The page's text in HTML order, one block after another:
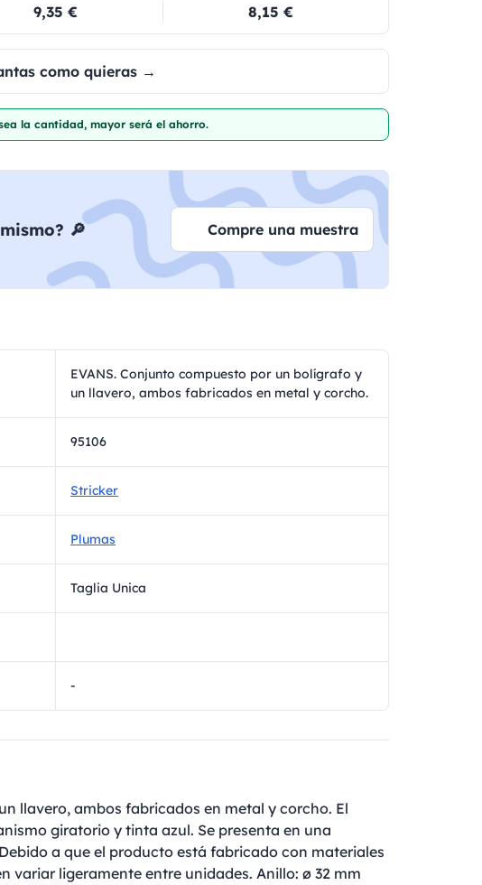
9,35 € 8,15 €
como quieras →
la cantidad, mayor será el ahorro.
🔎 Compre una muestra
EVANS. Conjunto compuesto por un bolígrafo y
un llavero, ambos fabricados en metal y corcho.
95106
Stricker
Plumas
Taglia Unica
-
llavero, ambos fabricados en metal y corcho. El
giratorio y tinta azul. Se presenta en una
a que el producto está fabricado con materiales
variar ligeramente entre unidades. Anillo: ø 32 mm